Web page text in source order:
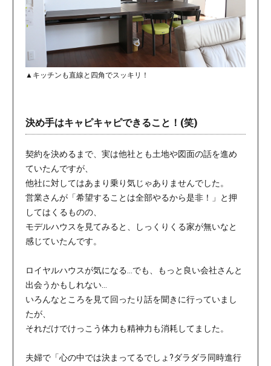
▲キッチンも直線と四角でスッキリ！
決め手はキャピキャピできること！(笑)
契約を決めるまで、実は他社とも土地や図面の話を進め
ていたんですが、
他社に対してはあまり乗り気じゃありませんでした。
営業さんが「希望することは全部やるから是非！」と押
してはくるものの、
モデルハウスを見てみると、しっくりくる家が無いなと
感じていたんです。
ロイヤルハウスが気になる…でも、もっと良い会社さんと
出会うかもしれない…
いろんなところを見て回ったり話を聞きに行っていまし
たが、
それだけでけっこう体力も精神力も消耗してました。
夫婦で「心の中では決まってるでしょ?ダラダラ同時進行